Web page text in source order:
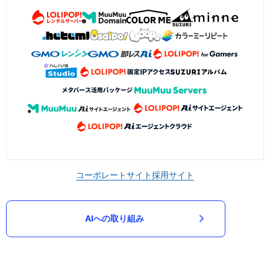
コーポレートサイト採用サイト
AIへの取り組み